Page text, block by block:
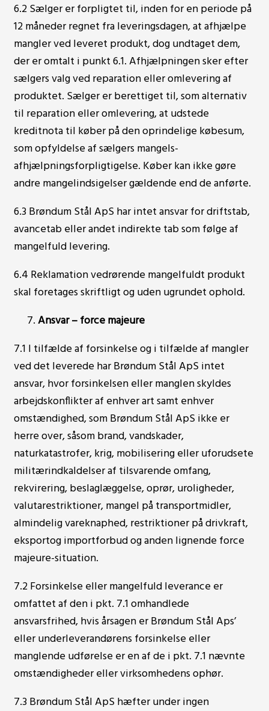
6.2 Sælger er forpligtet til, inden for en periode på
12 måneder regnet fra leveringsdagen, at afhjælpe
mangler ved leveret produkt, dog undtaget dem,
der er omtalt i punkt 6.1. Afhjælpningen sker efter
sælgers valg ved reparation eller omlevering af
produktet. Sælger er berettiget til, som alternativ
til reparation eller omlevering, at udstede
kreditnota til køber på den oprindelige købesum,
som opfyldelse af sælgers mangels­
afhjælpningsforpligtigelse. Køber kan ikke gøre
andre mangelindsigelser gældende end de anførte.
6.3 Brøndum Stål ApS har intet ansvar for driftstab,
avancetab eller andet indirekte tab som følge af
mangelfuld levering.
6.4 Reklamation vedrørende mangelfuldt produkt
skal foretages skriftligt og uden ugrundet ophold.
Ansvar – force majeure
7.1 I tilfælde af forsinkelse og i tilfælde af mangler
ved det leverede har Brøndum Stål ApS intet
ansvar, hvor forsinkelsen eller manglen skyldes
arbejdskonflikter af enhver art samt enhver
omstændighed, som Brøndum Stål ApS ikke er
herre over, såsom brand, vandskader,
naturkatastrofer, krig, mobilisering eller uforudsete
militærindkaldelser af tilsvarende omfang,
rekvirering, beslaglæggelse, oprør, uroligheder,
valutarestriktioner, mangel på transportmidler,
almindelig vareknaphed, restriktioner på drivkraft,
eksport­og importforbud og anden lignende force
majeure-situation.
7.2 Forsinkelse eller mangelfuld leverance er
omfattet af den i pkt. 7.1 omhandlede
ansvarsfrihed, hvis årsagen er Brøndum Stål Aps’
eller underleverandørens forsinkelse eller
manglende udførelse er en af de i pkt. 7.1 nævnte
omstændigheder eller virksomhedens ophør.
7.3 Brøndum Stål ApS hæfter under ingen